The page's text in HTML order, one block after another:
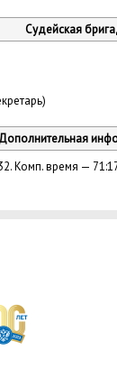
Судейская
Дополнительная
Комп. время —